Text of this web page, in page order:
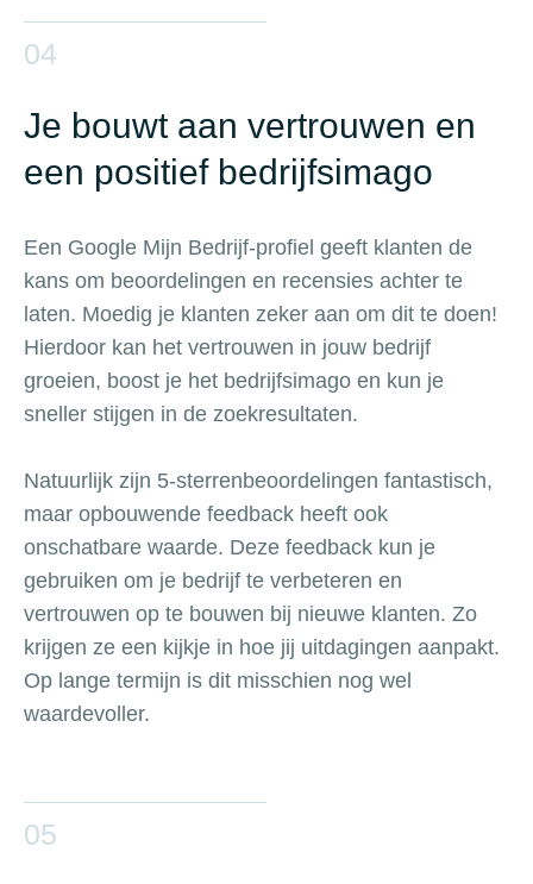
04
Je bouwt aan vertrouwen en
een positief bedrijfsimago
Een Google Mijn Bedrijf-profiel geeft klanten de
kans om beoordelingen en recensies achter te
laten. Moedig je klanten zeker aan om dit te doen!
Hierdoor kan het vertrouwen in jouw bedrijf
groeien, boost je het bedrijfsimago en kun je
sneller stijgen in de zoekresultaten.
Natuurlijk zijn 5-sterrenbeoordelingen fantastisch,
maar opbouwende feedback heeft ook
onschatbare waarde. Deze feedback kun je
gebruiken om je bedrijf te verbeteren en
vertrouwen op te bouwen bij nieuwe klanten. Zo
krijgen ze een kijkje in hoe jij uitdagingen aanpakt.
Op lange termijn is dit misschien nog wel
waardevoller.
05